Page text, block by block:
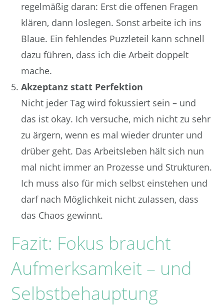
regelmäßig daran: Erst die offenen Fragen
klären, dann loslegen. Sonst arbeite ich ins
Blaue. Ein fehlendes Puzzleteil kann schnell
dazu führen, dass ich die Arbeit doppelt
mache.
Akzeptanz statt Perfektion
Nicht jeder Tag wird fokussiert sein – und
das ist okay. Ich versuche, mich nicht zu sehr
zu ärgern, wenn es mal wieder drunter und
drüber geht. Das Arbeitsleben hält sich nun
mal nicht immer an Prozesse und Strukturen.
Ich muss also für mich selbst einstehen und
darf nach Möglichkeit nicht zulassen, dass
das Chaos gewinnt.
Fazit: Fokus braucht
Aufmerksamkeit – und
Selbstbehauptung